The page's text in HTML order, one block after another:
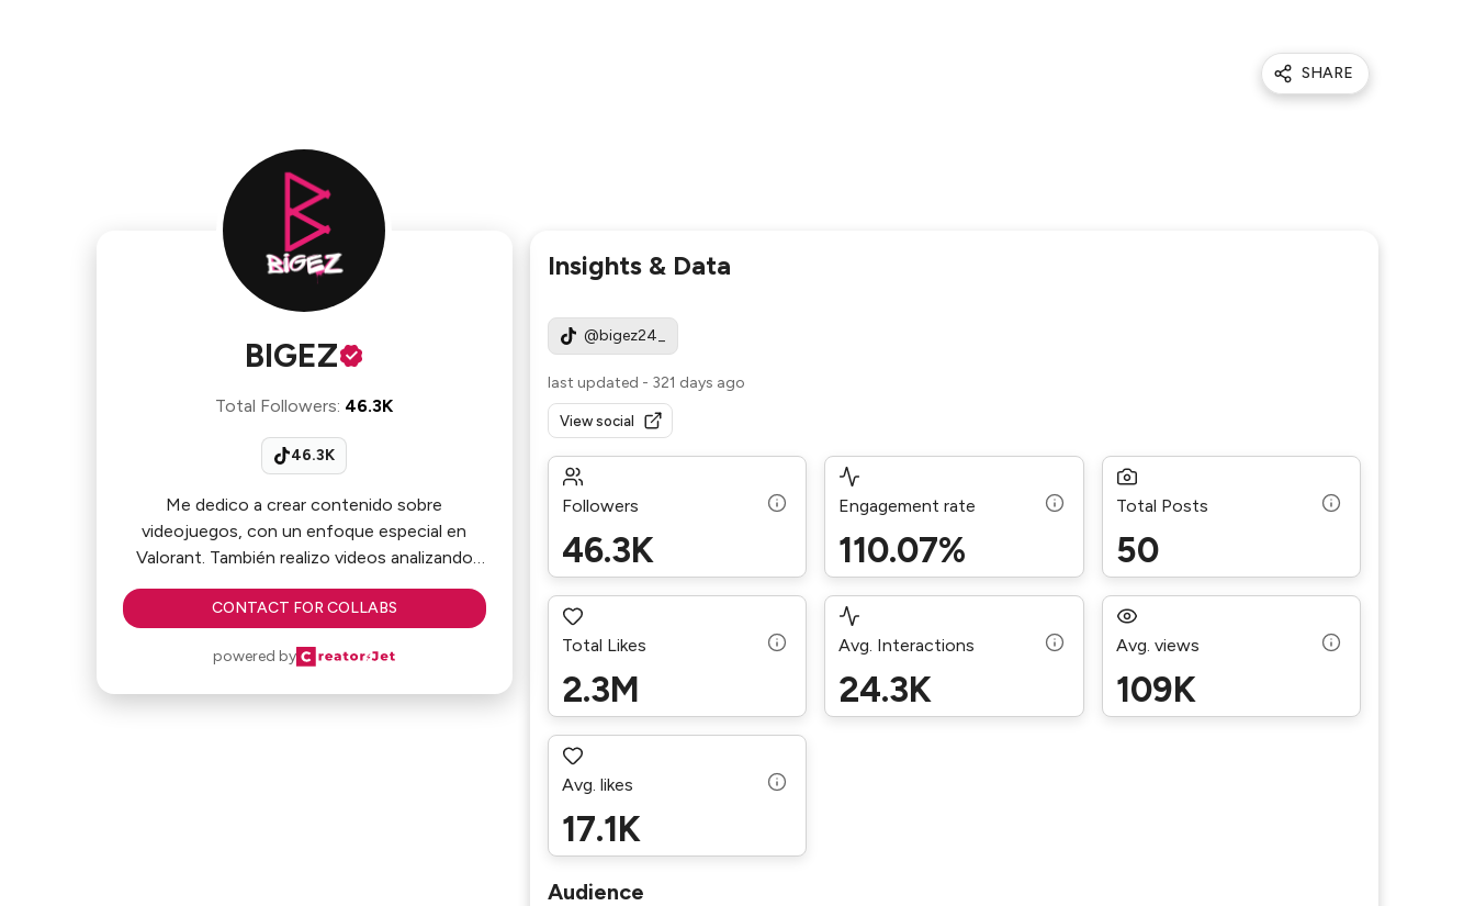
SHARE
BIGEZ
Total Followers: 46.3K
46.3K
Me dedico a crear contenido sobre
videojuegos, con un enfoque especial en
Valorant. También realizo videos analizando
series, películas, anime y reseñas de
periféricos para gamers. Mi objetivo es
comunidad.
CONTACT FOR COLLABS
powered by
Insights & Data
@bigez24_
last updated - 321 days ago
View social
Followers
46.3K
Engagement rate
110.07%
Total Posts
50
Total Likes
2.3M
Avg. Interactions
24.3K
Avg. views
109K
Avg. likes
17.1K
Audience